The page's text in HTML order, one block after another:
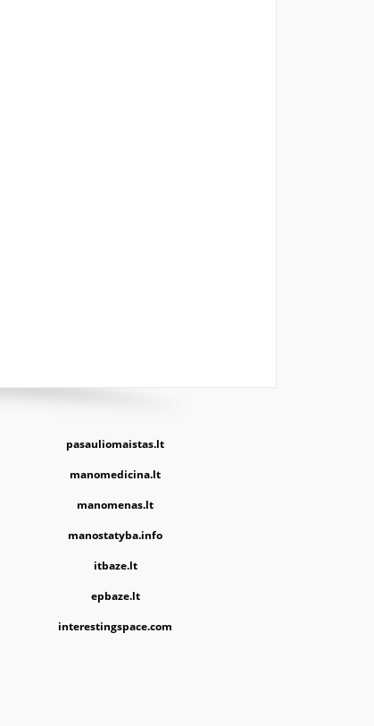
pasauliomaistas.lt
manomedicina.lt
manomenas.lt
manostatyba.info
itbaze.lt
epbaze.lt
interestingspace.com